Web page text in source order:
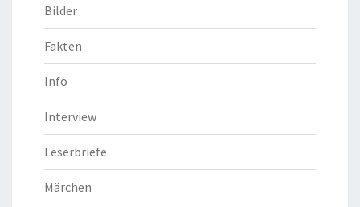
Bilder
Fakten
Info
Interview
Leserbriefe
Märchen